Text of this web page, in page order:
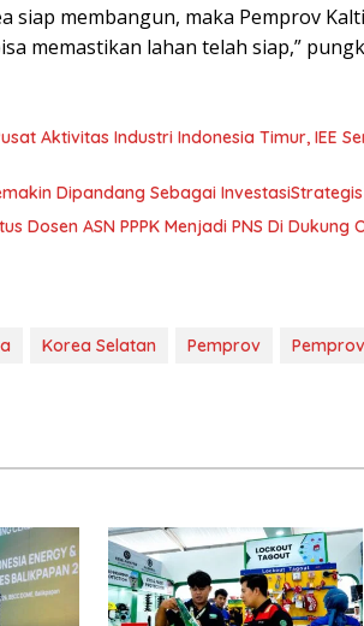
siap membangun, maka Pemprov
memastikan lahan telah siap,”
Industri Indonesia Timur, IEE Series 2026
Dipandang Sebagai
Dosen ASN PPPK Menjadi PNS Di Dukung
Korea Selatan Pemprov